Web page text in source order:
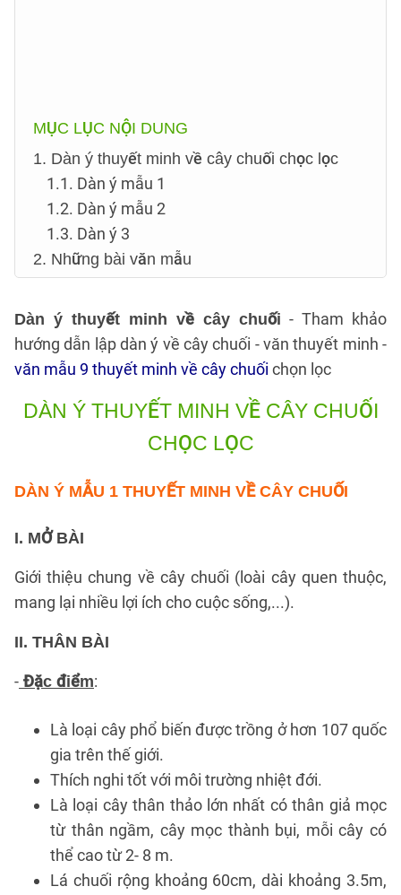
MỤC LỤC NỘI DUNG
1. Dàn ý thuyết minh về cây chuối chọc lọc
1.1. Dàn ý mẫu 1
1.2. Dàn ý mẫu 2
1.3. Dàn ý 3
2. Những bài văn mẫu
Dàn ý thuyết minh về cây chuối - Tham khảo
hướng dẫn lập dàn ý về cây chuối - văn thuyết minh -
văn mẫu 9 thuyết minh về cây chuối chọn lọc
DÀN Ý THUYẾT MINH VỀ CÂY CHUỐI
CHỌC LỌC
DÀN Ý MẪU 1 THUYẾT MINH VỀ CÂY CHUỐI
I. MỞ BÀI
Giới thiệu chung về cây chuối (loài cây quen thuộc,
mang lại nhiều lợi ích cho cuộc sống,...).
II. THÂN BÀI
- Đặc điểm:
Là loại cây phổ biến được trồng ở hơn 107 quốc
gia trên thế giới.
Thích nghi tốt với môi trường nhiệt đới.
Là loại cây thân thảo lớn nhất có thân giả mọc
từ thân ngầm, cây mọc thành bụi, mỗi cây có
thể cao từ 2- 8 m.
Lá chuối rộng khoảng 60cm, dài khoảng 3.5m,